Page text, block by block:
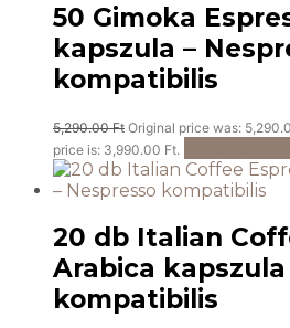
50 Gimoka
kapszula –
kompatibilis
5,290.00Ft Original price was:
price is: 3,990.00 Ft.
20 db Italian
Arabica kapszula
kompatibilis